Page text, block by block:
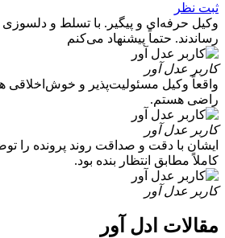
نظر
حرفه‌ای و پیگیر. با تسلط و دلسوزی
حتماً پیشنهاد می‌کنم
عدل آور
وکیل مسئولیت‌پذیر و خوش‌اخلاقی
هستم.
عدل آور
با دقت و صداقت روند پرونده را توضیح
مطابق انتظار بنده بود.
عدل آور
ادل آور